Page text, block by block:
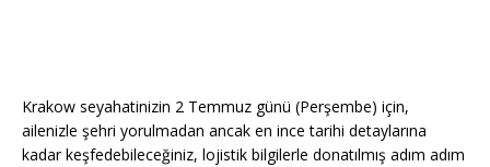
Krakow seyahatinizin 2 Temmuz günü (Perşembe) için,
ailenizle şehri yorulmadan ancak en ince tarihi detaylarına
kadar keşfedebileceğiniz, lojistik bilgilerle donatılmış adım adım